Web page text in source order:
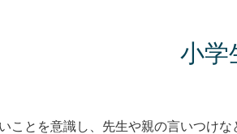
小学
ことを意識し、先生や親の言いつけ